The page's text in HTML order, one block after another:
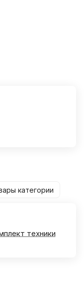
категории
техники